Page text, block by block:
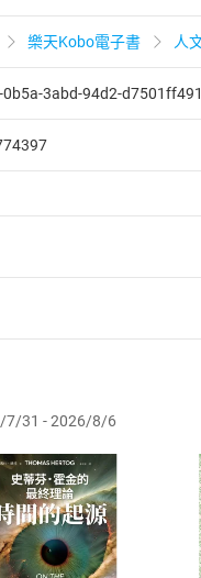
樂天Kobo電子書 人
0b5a-3abd-94d2-
第1項後段暨通訊交易解
即代表知悉本店鋪所
求退貨退款。
退貨時，請登入樂天
審核，待審核通過後將
為單位進行取消/退貨
放入購物車
Shopping cart
7/31 - 2026/8/6